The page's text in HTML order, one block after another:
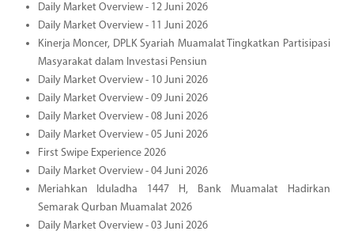
Daily Market Overview - 12 Juni 2026
Daily Market Overview - 11 Juni 2026
Kinerja Moncer, DPLK Syariah Muamalat Tingkatkan Partisipasi
Masyarakat dalam Investasi Pensiun
Daily Market Overview - 10 Juni 2026
Daily Market Overview - 09 Juni 2026
Daily Market Overview - 08 Juni 2026
Daily Market Overview - 05 Juni 2026
First Swipe Experience 2026
Daily Market Overview - 04 Juni 2026
Meriahkan Iduladha 1447 H, Bank Muamalat Hadirkan
Semarak Qurban Muamalat 2026
Daily Market Overview - 03 Juni 2026